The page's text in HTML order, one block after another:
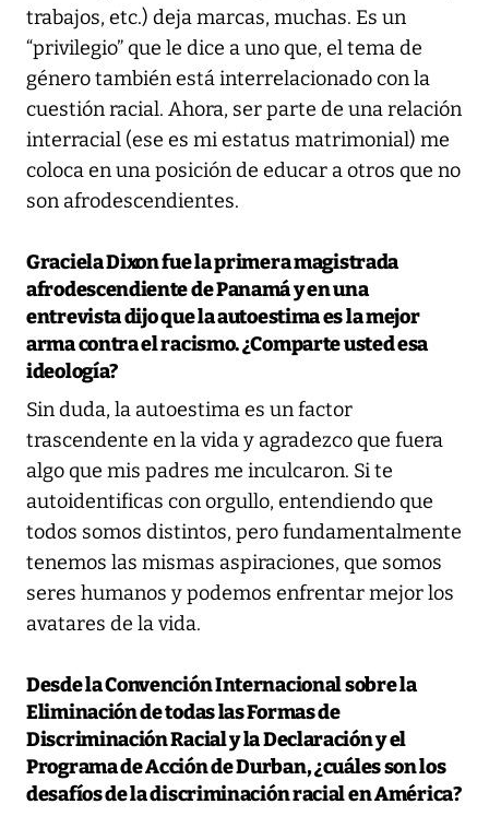
trabajos, etc.) deja marcas, muchas. Es un
“privilegio” que le dice a uno que, el tema de
género también está interrelacionado con la
cuestión racial. Ahora, ser parte de una relación
interracial (ese es mi estatus matrimonial) me
coloca en una posición de educar a otros que no
son afrodescendientes.
Graciela Dixon fue la primera magistrada
afrodescendiente de Panamá y en una
entrevista dijo que la autoestima es la mejor
arma contra el racismo. ¿Comparte usted esa
ideología?
Sin duda, la autoestima es un factor
trascendente en la vida y agradezco que fuera
algo que mis padres me inculcaron. Si te
autoidentificas con orgullo, entendiendo que
todos somos distintos, pero fundamentalmente
tenemos las mismas aspiraciones, que somos
seres humanos y podemos enfrentar mejor los
avatares de la vida.
Desde la Convención Internacional sobre la
Eliminación de todas las Formas de
Discriminación Racial y la Declaración y el
Programa de Acción de Durban, ¿cuáles son los
desafíos de la discriminación racial en América?